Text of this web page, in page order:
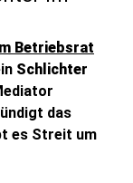
Betriebsrat
Schlichter
das
es Streit um